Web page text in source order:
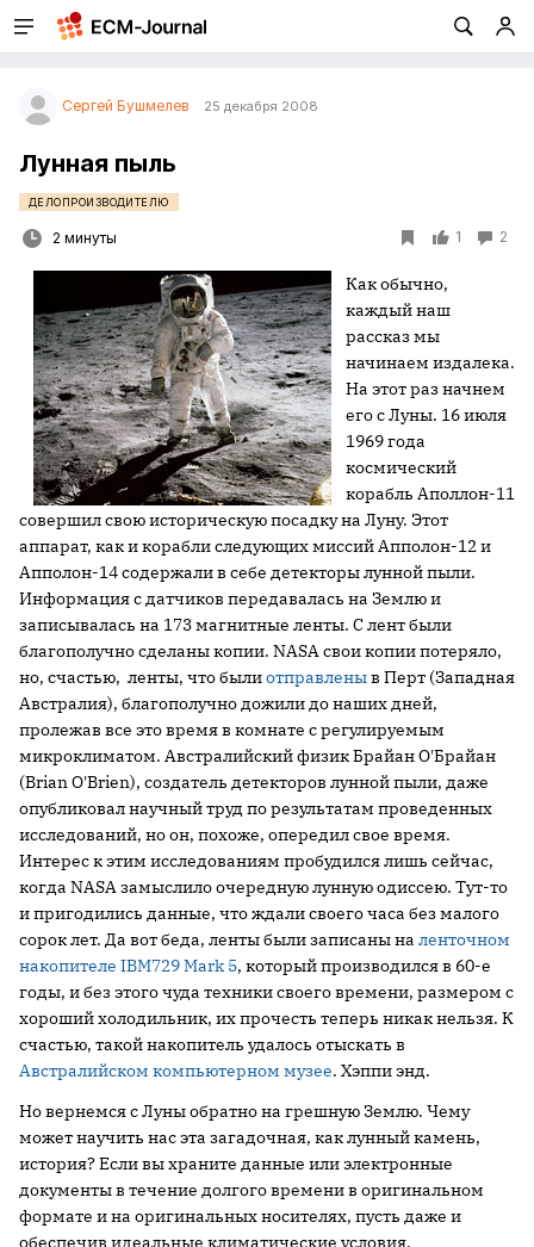
Сергей Бушмелев 25 декабря 2008
Лунная пыль
ДЕЛОПРОИЗВОДИТЕЛЮ
2 минуты 1 2
Как обычно,
каждый наш
рассказ мы
начинаем издалека.
На этот раз начнем
его с Луны. 16 июля
1969 года
космический
корабль Аполлон-11
совершил свою историческую посадку на Луну. Этот
аппарат, как и корабли следующих миссий Апполон-12 и
Апполон-14 содержали в себе детекторы лунной пыли.
Информация с датчиков передавалась на Землю и
записывалась на 173 магнитные ленты. С лент были
благополучно сделаны копии. NASA свои копии потеряло,
но, счастью, ленты, что былиотправленыв Перт (Западная
Австралия), благополучно дожили до наших дней,
пролежав все это время в комнате с регулируемым
микроклиматом. Австралийский физик Брайан О'Брайан
(Brian O'Brien), создатель детекторов лунной пыли, даже
опубликовал научный труд по результатам проведенных
исследований, но он, похоже, опередил свое время.
Интерес к этим исследованиям пробудился лишь сейчас,
когда NASA замыслило очередную лунную одиссею. Тут-то
и пригодились данные, что ждали своего часа без малого
сорок лет. Да вот беда, ленты были записаны на ленточном
накопителе IBM729 Mark 5, который производился в 60-е
годы, и без этого чуда техники своего времени, размером с
хороший холодильник, их прочесть теперь никак нельзя. К
счастью, такой накопитель удалось отыскать в
Австралийском компьютерном музее. Хэппи энд.
Но вернемся с Луны обратно на грешную Землю. Чему
может научить нас эта загадочная, как лунный камень,
история? Если вы храните данные или электронные
документы в течение долгого времени в оригинальном
формате и на оригинальных носителях, пусть даже и
обеспечив идеальные климатические условия,